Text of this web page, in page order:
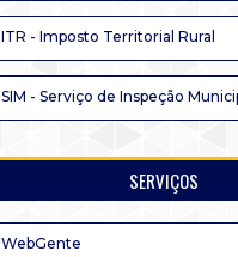
ITR - Imposto Territorial Rural
SIM - Serviço de Inspeção
SERVIÇOS
WebGente